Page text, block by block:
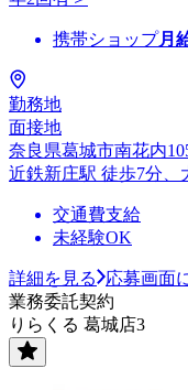
携帯ショップ月
勤務地
面接地
奈良県葛城市南花内
近鉄新庄駅 徒歩7分、
交通費支給
未経験OK
詳細を見る
応募画面
業務委託契約
りらくる 葛城店3